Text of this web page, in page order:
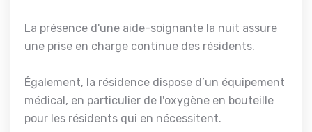
La présence d'une aide-soignante la nuit assure
une prise en charge continue des résidents.
Également, la résidence dispose d’un équipement
médical, en particulier de l'oxygène en bouteille
pour les résidents qui en nécessitent.